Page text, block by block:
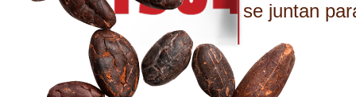
se juntan